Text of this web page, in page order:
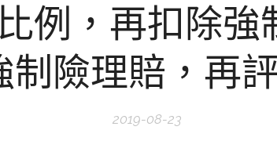
例，再扣除強
制險理賠，再
2019-08-23